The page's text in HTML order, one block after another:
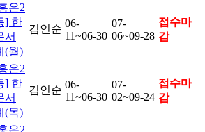
은2
] 한
서
(월)
김인순 06-
11~06-30
07-
06~09-28
접수마
감
은2
] 한
서
(목)
김인순 06-
11~06-30
07-
02~09-24
접수마
감
은2